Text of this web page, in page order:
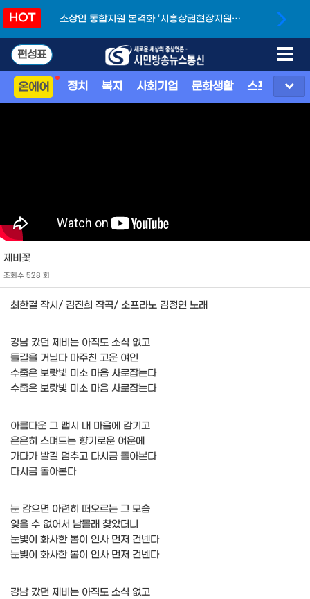
HOT
소상인 통합지원 본격화 ‘시흥상권현장지원단’
편성표
온에어 정치 복지 사회기업 문화생활 스포츠 지
제비꽃
조회수 528 회
최한결 작시/ 김진희 작곡/ 소프라노 김정연 노래
강남 갔던 제비는 아직도 소식 없고
들길을 거닐다 마주친 고운 여인
수줍은 보랏빛 미소 마음 사로잡는다
수줍은 보랏빛 미소 마음 사로잡는다
아름다운 그 맵시 내 마음에 감기고
은은히 스며드는 향기로운 여운에
가다가 발길 멈추고 다시금 돌아본다
다시금 돌아본다
눈 감으면 아련히 떠오르는 그 모습
잊을 수 없어서 남몰래 찾았더니
눈빛이 화사한 봄이 인사 먼저 건넨다
눈빛이 화사한 봄이 인사 먼저 건넨다
강남 갔던 제비는 아직도 소식 없고